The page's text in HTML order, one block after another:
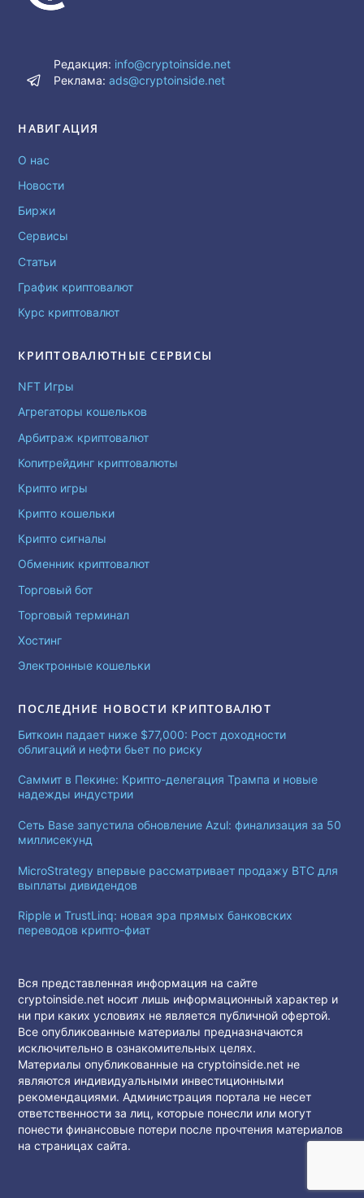
Редакция: info@cryptoinside.net
Реклама:ads@cryptoinside.net
НАВИГАЦИЯ
О нас
Новости
Биржи
Сервисы
Статьи
График криптовалют
Курс криптовалют
КРИПТОВАЛЮТНЫЕ СЕРВИСЫ
NFT Игры
Агрегаторы кошельков
Арбитраж криптовалют
Копитрейдинг криптовалюты
Крипто игры
Крипто кошельки
Крипто сигналы
Обменник криптовалют
Торговый бот
Торговый терминал
Хостинг
Электронные кошельки
ПОСЛЕДНИЕ НОВОСТИ КРИПТОВАЛЮТ
Биткоин падает ниже $77,000: Рост доходности
облигаций и нефти бьет по риску
Саммит в Пекине: Крипто-делегация Трампа и новые
надежды индустрии
Сеть Base запустила обновление Azul: финализация за 50
миллисекунд
MicroStrategy впервые рассматривает продажу BTC для
выплаты дивидендов
Ripple и TrustLinq: новая эра прямых банковских
переводов крипто-фиат
Вся представленная информация на сайте
cryptoinside.net носит лишь информационный характер и
ни при каких условиях не является публичной офертой.
Все опубликованные материалы предназначаются
исключительно в ознакомительных целях.
Материалы опубликованные на cryptoinside.net не
являются индивидуальными инвестиционными
рекомендациями. Администрация портала не несет
ответственности за лиц, которые понесли или могут
понести финансовые потери после прочтения материалов
на страницах сайта.